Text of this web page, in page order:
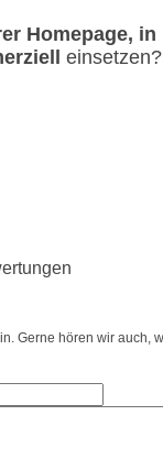
Homepage, in
Gerne hören wir auch,